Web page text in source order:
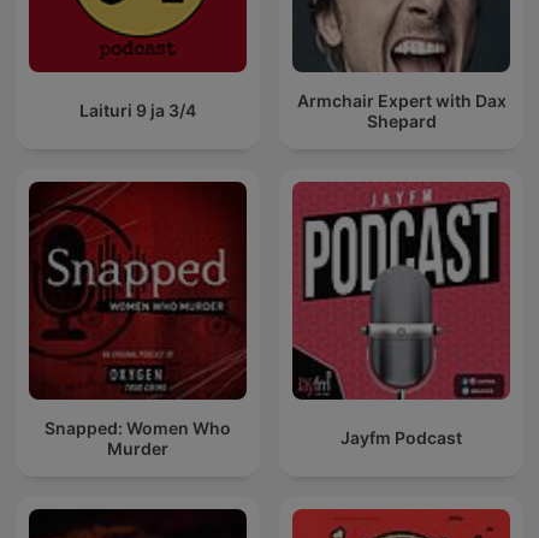
Laituri 9 ja 3/4
Armchair Expert with Dax
Shepard
Snapped: Women Who
Murder
Jayfm Podcast